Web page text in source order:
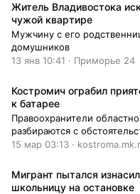
из них оказался 22-
погибшей. Он напал на
родным братом, расчленил
тела по частям и ограбил
сообщалось, что мигрант
молодых людей у
техникума. Он отметил,
самом деле, произошел
Подробнее.…
Житель Владивостока
чужой квартире
Мужчину с его
домушников
13 янв 10:41 · Приморье 24
Костромич ограбил
к батарее
Правоохранители
разбираются с
15 мар 03:13 ·
Мигрант пытался
школьницу на остановке